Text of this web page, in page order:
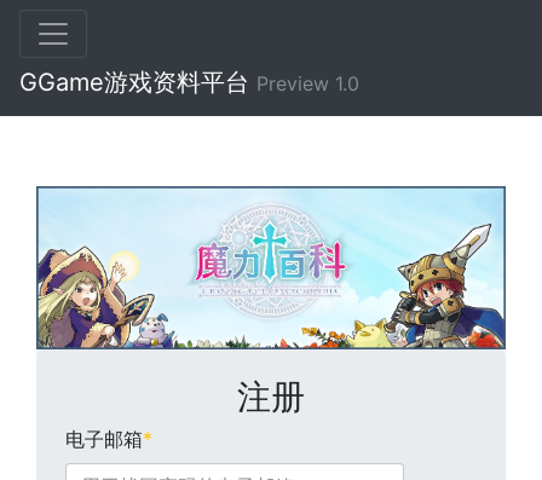
GGame游戏资料平台 Preview 1.0
注册
电子邮箱*